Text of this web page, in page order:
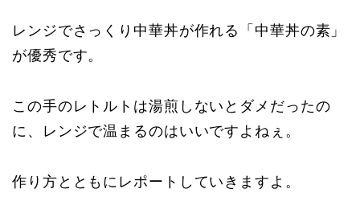
レンジでさっくり中華丼が作れる「中華丼の素」
が優秀です。
この手のレトルトは湯煎しないとダメだったの
に、レンジで温まるのはいいですよねぇ。
作り方とともにレポートしていきますよ。